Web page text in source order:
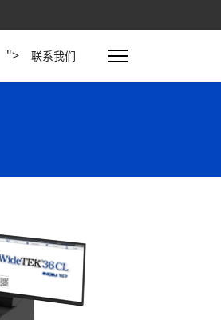
"> 联系我们